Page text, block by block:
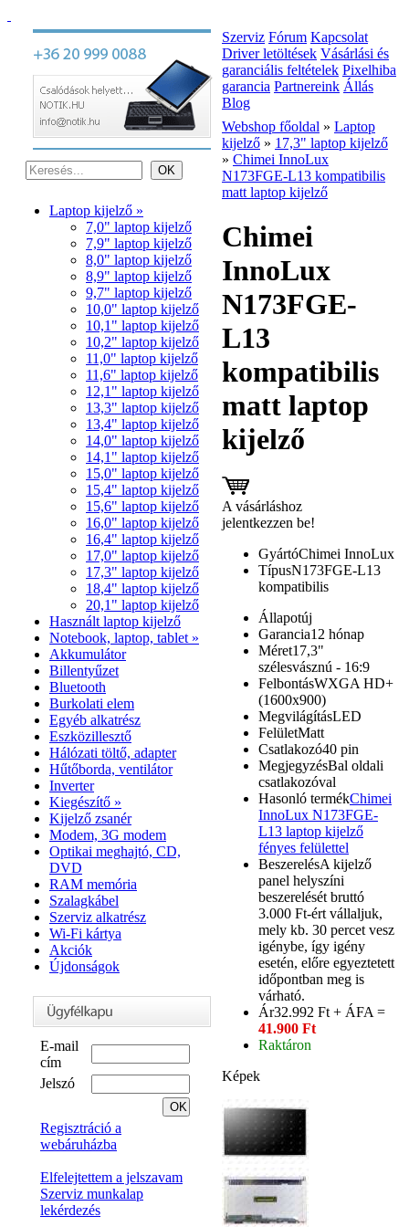
Laptop kijelző »
7,0" laptop kijelző
7,9" laptop kijelző
8,0" laptop kijelző
8,9" laptop kijelző
9,7" laptop kijelző
10,0" laptop kijelző
10,1" laptop kijelző
10,2" laptop kijelző
11,0" laptop kijelző
11,6" laptop kijelző
12,1" laptop kijelző
13,3" laptop kijelző
13,4" laptop kijelző
14,0" laptop kijelző
14,1" laptop kijelző
15,0" laptop kijelző
15,4" laptop kijelző
15,6" laptop kijelző
16,0" laptop kijelző
16,4" laptop kijelző
17,0" laptop kijelző
17,3" laptop kijelző
18,4" laptop kijelző
20,1" laptop kijelző
Használt laptop kijelző
Notebook, laptop, tablet »
Akkumulátor
Billentyűzet
Bluetooth
Burkolati elem
Egyéb alkatrész
Eszközillesztő
Hálózati töltő, adapter
Hűtőborda, ventilátor
Inverter
Kiegészítő »
Kijelző zsanér
Modem, 3G modem
Optikai meghajtó, CD,
DVD
RAM memória
Szalagkábel
Szerviz alkatrész
Wi-Fi kártya
Akciók
Újdonságok
E-mail
cím
Jelszó
Regisztráció a
webáruházba
Elfelejtettem a jelszavam
Szerviz munkalap
lekérdezés
Szerviz Fórum Kapcsolat
Driver letöltések Vásárlási és
garanciális feltételek Pixelhiba
garancia Partnereink Állás
Blog
Webshop főoldal » Laptop
kijelző » 17,3" laptop kijelző
» Chimei InnoLux
N173FGE-L13 kompatibilis
matt laptop kijelző
Chimei
InnoLux
N173FGE-
L13
kompatibilis
matt laptop
kijelző
A vásárláshoz
jelentkezzen be!
GyártóChimei InnoLux
TípusN173FGE-L13
kompatibilis
Állapotúj
Garancia12 hónap
Méret17,3"
szélesvásznú - 16:9
FelbontásWXGA HD+
(1600x900)
MegvilágításLED
FelületMatt
Csatlakozó40 pin
MegjegyzésBal oldali
csatlakozóval
Hasonló termékChimei
InnoLux N173FGE-
L13 laptop kijelző
fényes felülettel
BeszerelésA kijelző
panel helyszíni
beszerelését bruttó
3.000 Ft-ért vállaljuk,
mely kb. 30 percet vesz
igénybe, így igény
esetén, előre egyeztetett
időpontban meg is
várható.
Ár32.992 Ft + ÁFA =
41.900 Ft
Raktáron
Képek